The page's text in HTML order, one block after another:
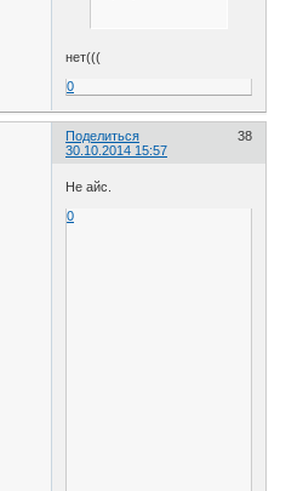
нет(((
0
Поделиться
38
30.10.2014 15:57
Не айс.
0